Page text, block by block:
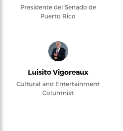
Presidente del Senado de
Puerto Rico
Luisito Vigoreaux
Cultural and Entertainment
Columnist